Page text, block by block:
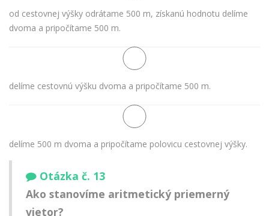
od cestovnej výšky odrátame 500 m, získanú hodnotu delíme
dvoma a pripočítame 500 m.
delíme cestovnú výšku dvoma a pripočítame 500 m.
delíme 500 m dvoma a pripočítame polovicu cestovnej výšky.
Otázka č. 13
Ako stanovíme aritmetický priemerný
vietor?